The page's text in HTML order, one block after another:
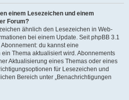
einem Lesezeichen und einem
Forum?
ähnlich den Lesezeichen in Web-
bei einem Update. Seit phpBB 3.1
du kannst eine
Thema aktualisiert wird. Abonnements
Aktualisierung eines Themas oder eines
für Lesezeichen und
Bereich unter „Benachrichtigungen